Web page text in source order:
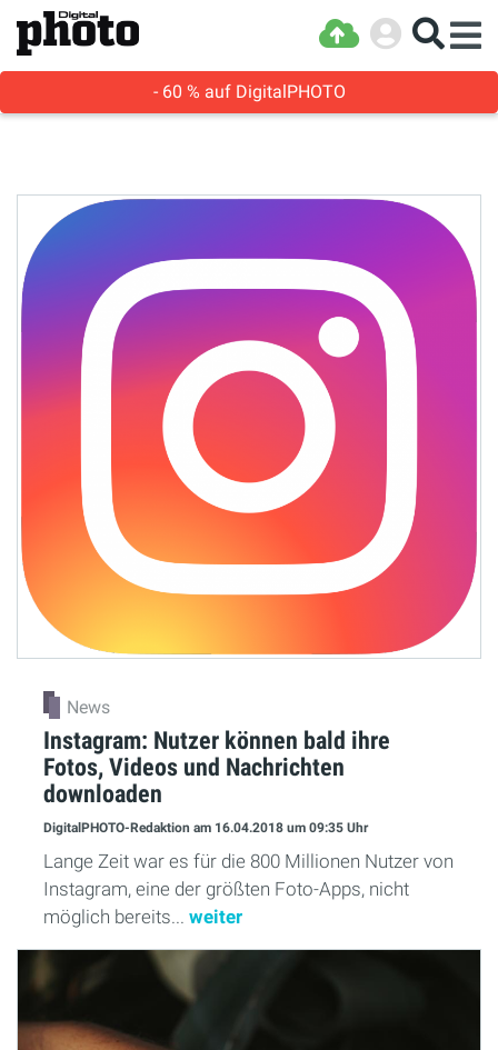
- 60 % auf DigitalPHOTO
News
Instagram: Nutzer können bald ihre
Fotos, Videos und Nachrichten
downloaden
DigitalPHOTO-Redaktion am 16.04.2018 um 09:35 Uhr
Lange Zeit war es für die 800 Millionen Nutzer von
Instagram, eine der größten Foto-Apps, nicht
möglich bereits... weiter